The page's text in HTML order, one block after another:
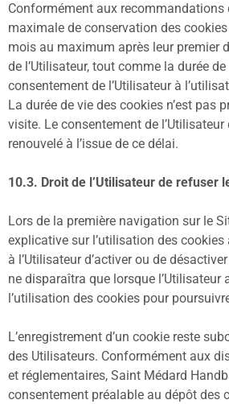
Conformément aux recommandations
maximale de conservation des
mois au maximum après leur premier
de l’Utilisateur, tout comme la durée
consentement de l’Utilisateur à
La durée de vie des cookies n’est pas
visite. Le consentement de l’Utilisateur
renouvelé à l’issue de ce délai.
10.3. Droit de l’Utilisateur de refuser
Lors de la première navigation sur le
explicative sur l’utilisation des
à l’Utilisateur d’activer ou de
ne disparaîtra que lorsque l’Utilisateur
l’utilisation des cookies pour
L’enregistrement d’un cookie reste
des Utilisateurs. Conformément aux
et réglementaires, Saint Médard
consentement préalable au dépôt des